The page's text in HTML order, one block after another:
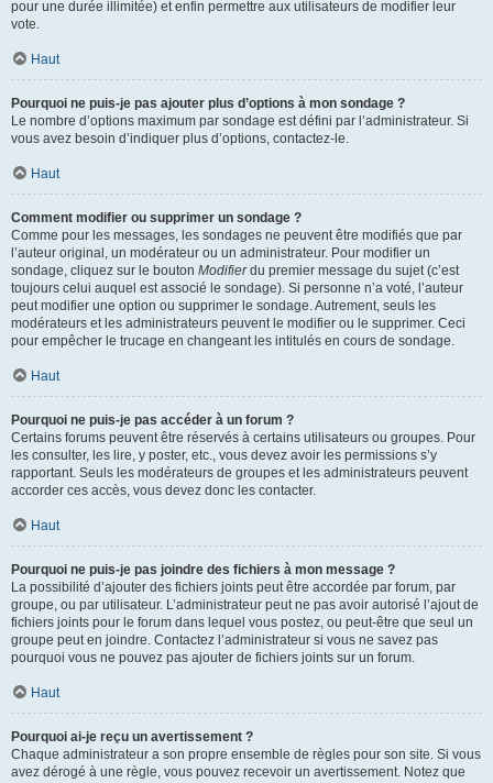
pour une durée illimitée) et enfin permettre aux utilisateurs de modifier leur
vote.
Haut
Pourquoi ne puis-je pas ajouter plus d’options à mon sondage ?
Le nombre d’options maximum par sondage est défini par l’administrateur. Si
vous avez besoin d’indiquer plus d’options, contactez-le.
Haut
Comment modifier ou supprimer un sondage ?
Comme pour les messages, les sondages ne peuvent être modifiés que par
l’auteur original, un modérateur ou un administrateur. Pour modifier un
sondage, cliquez sur le bouton Modifierdu premier message du sujet (c’est
toujours celui auquel est associé le sondage). Si personne n’a voté, l’auteur
peut modifier une option ou supprimer le sondage. Autrement, seuls les
modérateurs et les administrateurs peuvent le modifier ou le supprimer. Ceci
pour empêcher le trucage en changeant les intitulés en cours de sondage.
Haut
Pourquoi ne puis-je pas accéder à un forum ?
Certains forums peuvent être réservés à certains utilisateurs ou groupes. Pour
les consulter, les lire, y poster, etc., vous devez avoir les permissions s’y
rapportant. Seuls les modérateurs de groupes et les administrateurs peuvent
accorder ces accès, vous devez donc les contacter.
Haut
Pourquoi ne puis-je pas joindre des fichiers à mon message ?
La possibilité d’ajouter des fichiers joints peut être accordée par forum, par
groupe, ou par utilisateur. L’administrateur peut ne pas avoir autorisé l’ajout de
fichiers joints pour le forum dans lequel vous postez, ou peut-être que seul un
groupe peut en joindre. Contactez l’administrateur si vous ne savez pas
pourquoi vous ne pouvez pas ajouter de fichiers joints sur un forum.
Haut
Pourquoi ai-je reçu un avertissement ?
Chaque administrateur a son propre ensemble de règles pour son site. Si vous
avez dérogé à une règle, vous pouvez recevoir un avertissement. Notez que